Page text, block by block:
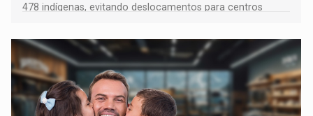
478 indígenas, evitando deslocamentos para centros